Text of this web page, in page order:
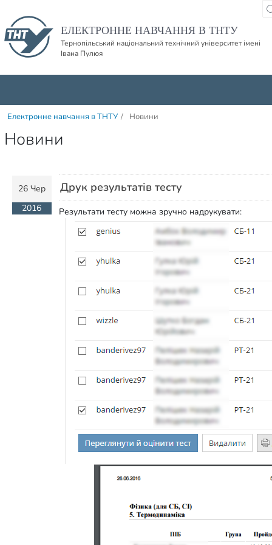
ЕЛЕКТРОННЕ НАВЧАННЯ В ТНТУ
Тернопільський національний технічний університет імені
Івана Пулюя
Електронне навчання в ТНТУ / Новини
Новини
26 Чер
2016
Друк результатів тесту
Результати тесту можна зручно надрукувати: